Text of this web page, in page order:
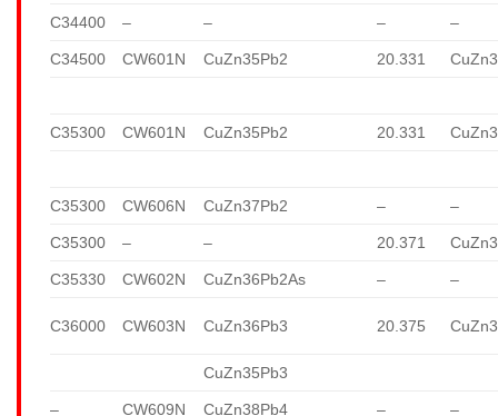
C34400 – – – –
C34500 CW601N CuZn35Pb2 20.331
C35300 CW601N CuZn35Pb2 20.331
C35300 CW606N CuZn37Pb2 – –
C35300 – – 20.371
C35330 CW602N CuZn36Pb2As – –
C36000 CW603N CuZn36Pb3 20.375
CuZn35Pb3
– CW609N CuZn38Pb4 – –